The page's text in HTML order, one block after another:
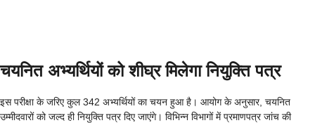
चयनित अभ्यर्थियों को शीघ्र मिलेगा नियुक्ति पत्र
इस परीक्षा के जरिए कुल 342 अभ्यर्थियों का चयन हुआ है। आयोग के अनुसार, चयनित
उम्मीदवारों को जल्द ही नियुक्ति पत्र दिए जाएंगे। विभिन्न विभागों में प्रमाणपत्र जांच की